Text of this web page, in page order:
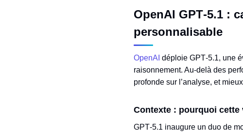
OpenAI GPT‑5.1 :
personnalisable
OpenAI déploie GPT‑5.1, une
raisonnement. Au‑delà des
profonde sur l’analyse, et
Contexte : pourquoi
GPT‑5.1 inaugure un duo de